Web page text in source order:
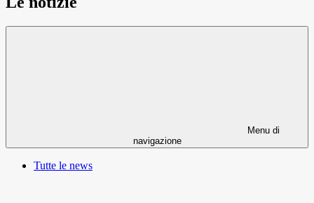
Menu di
navigazione
Tutte le news